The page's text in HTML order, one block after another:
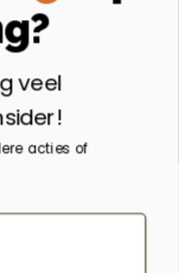
veel
acties of